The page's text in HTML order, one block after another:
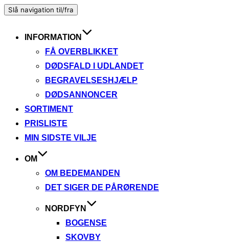
Slå navigation til/fra
INFORMATION
FÅ OVERBLIKKET
DØDSFALD I UDLANDET
BEGRAVELSESHJÆLP
DØDSANNONCER
SORTIMENT
PRISLISTE
MIN SIDSTE VILJE
OM
OM BEDEMANDEN
DET SIGER DE PÅRØRENDE
NORDFYN
BOGENSE
SKOVBY